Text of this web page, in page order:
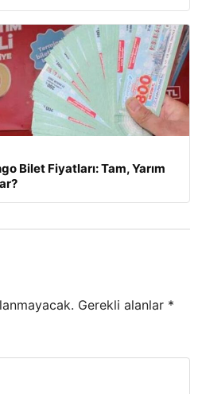
Bilet Fiyatları: Tam, Yarım
Gerekli alanlar *